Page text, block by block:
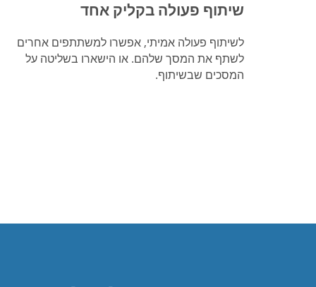
שיתוף פעולה בקליק אחד
לשיתוף פעולה אמיתי, אפשרו למשתתפים אחרים
לשתף את המסך שלהם. או הישארו בשליטה על
המסכים שבשיתוף.